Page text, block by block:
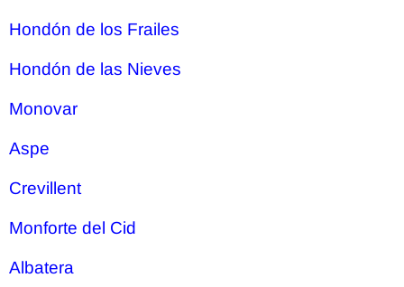
Hondón de los Frailes
Hondón de las Nieves
Monovar
Aspe
Crevillent
Monforte del Cid
Albatera